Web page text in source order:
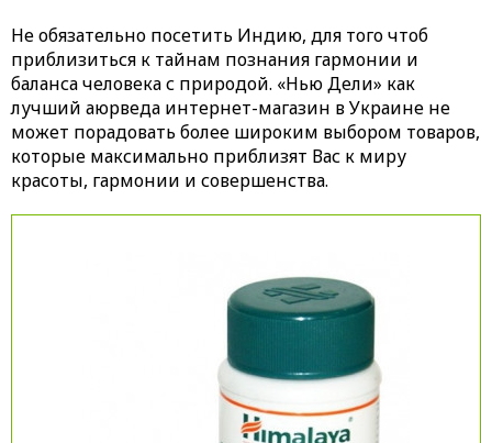
Не обязательно посетить Индию, для того чтоб
приблизиться к тайнам познания гармонии и
баланса человека с природой. «Нью Дели» как
лучший аюрведа интернет-магазин в Украине не
может порадовать более широким выбором товаров,
которые максимально приблизят Вас к миру
красоты, гармонии и совершенства.